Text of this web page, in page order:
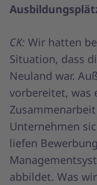
CK: Wir hatten
Situation, dass
Neuland war.
vorbereitet, was
Unternehmen
liefen
abbildet. Was